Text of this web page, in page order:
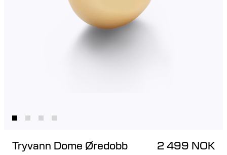
Tryvann Dome Øredobb 2 499 NOK